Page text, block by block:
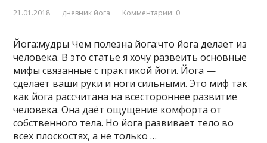
21.01.2018 дневник йога Комментарии: 0
Йога:мудры Чем полезна йога:что йога делает из
человека. В это статье я хочу развеить основные
мифы связанные с практикой йоги. Йога —
сделает ваши руки и ноги сильными. Это миф так
как йога рассчитана на всестороннее развитие
человека. Она даёт ощущение комфорта от
собственного тела. Но йога развивает тело во
всех плоскостях, а не только …